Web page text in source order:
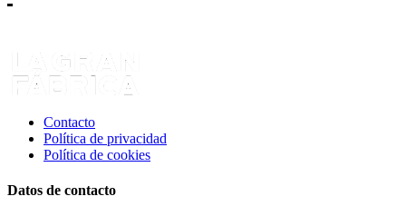
Contacto
Política de privacidad
Política de cookies
Datos de contacto